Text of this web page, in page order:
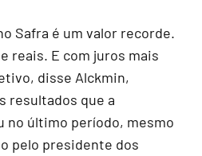
Safra é um valor recorde.
reais. E com juros mais
disse Alckmin,
resultados que a
no último período, mesmo
pelo presidente dos